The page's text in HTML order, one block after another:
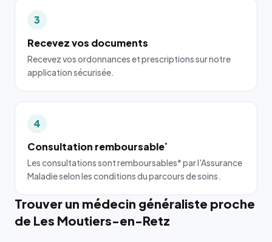
3
Recevez vos documents
Recevez vos ordonnances et prescriptions sur notre
application sécurisée.
4
Consultation remboursable*
Les consultations sont remboursables* par l'Assurance
Maladie selon les conditions du parcours de soins.
Trouver un médecin généraliste proche
de Les Moutiers-en-Retz